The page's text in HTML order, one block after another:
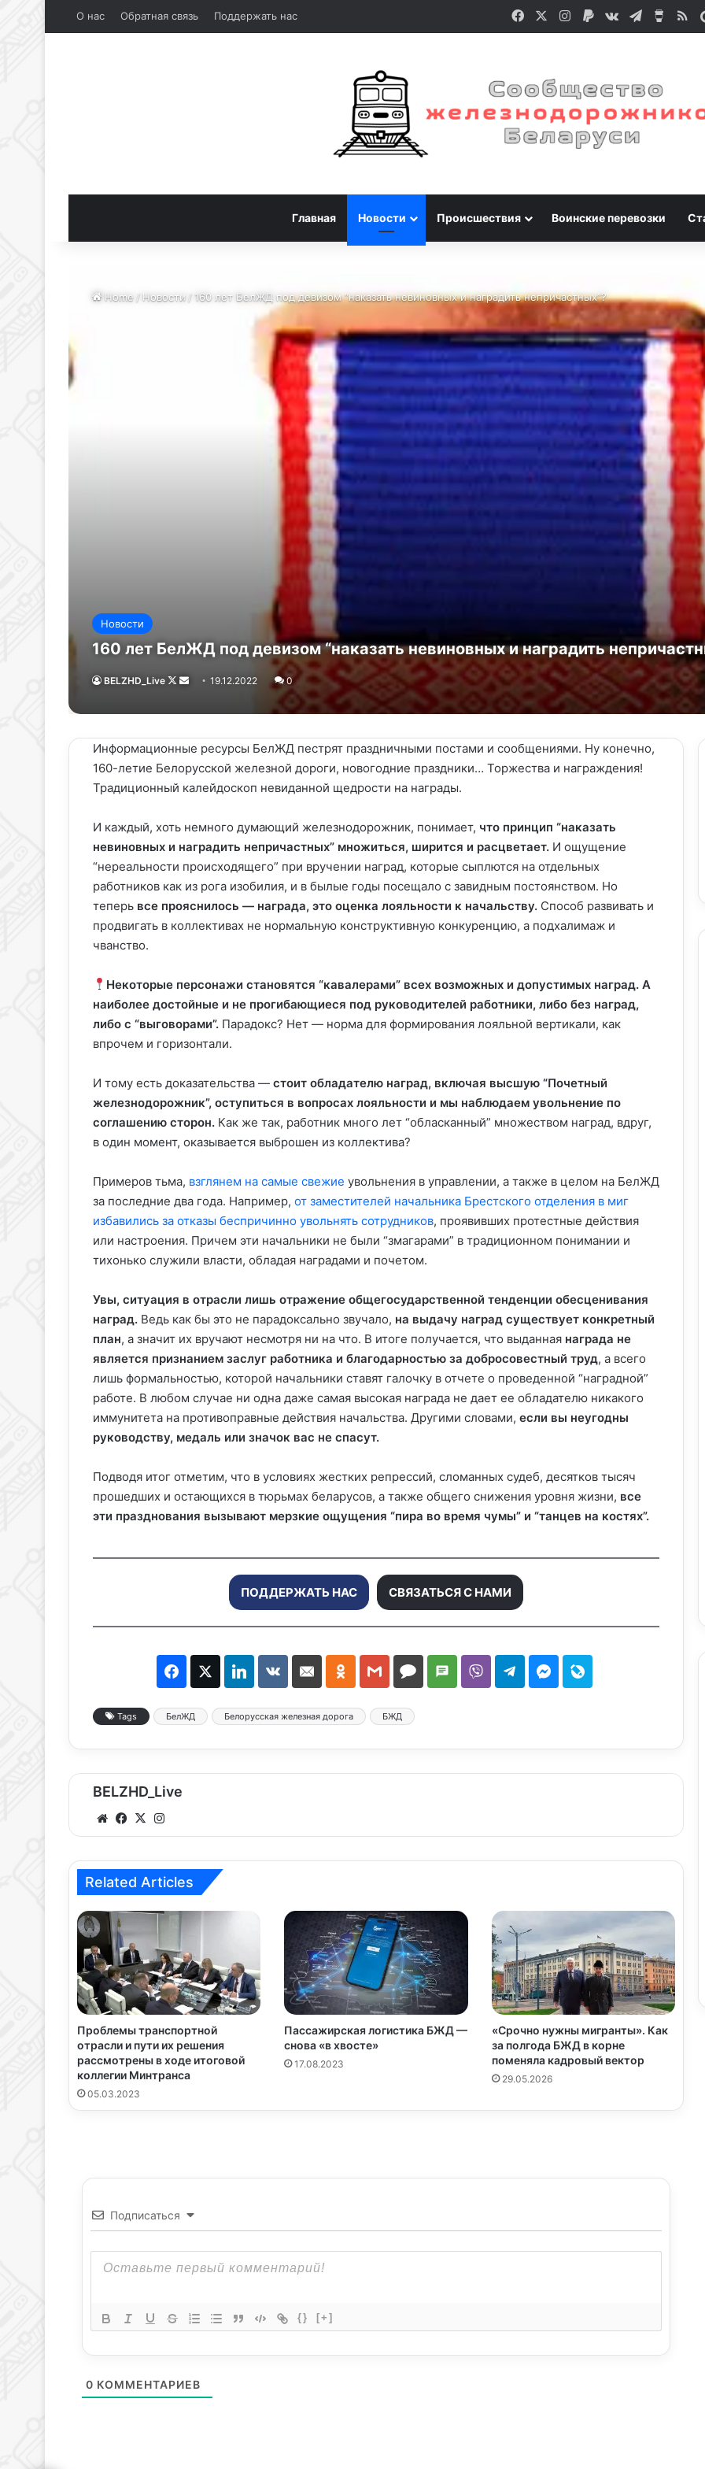
О нас Обратная связь Поддержать нас FacebookInstagram
Paypalvk.com
Telegram
Buy
Главная Новости Происшествия Воинские перевозки
Home/Новости/ 160 лет БелЖД под девизом “наказать невиновных и наградить непричастных”?
Новости
160 лет БелЖД под девизом “наказать невиновных и наградить
BELZHD_Live
Follow
Send19.12.2022 0
Информационные ресурсы БелЖД пестрят праздничными постами и сообщениями. Ну конечно,
160-летие Белорусской железной дороги, новогодние праздники… Торжества и награждения!
Традиционный калейдоскоп невиданной щедрости на награды.
И каждый, хоть немного думающий железнодорожник, понимает, что принцип “наказать
невиновных и наградить непричастных” множиться, ширится и расцветает. И ощущение
“нереальности происходящего” при вручении наград, которые сыплются на отдельных
работников как из рога изобилия, и в былые годы посещало с завидным постоянством. Но
теперь все прояснилось — награда, это оценка лояльности к начальству. Способ развивать и
продвигать в коллективах не нормальную конструктивную конкуренцию, а подхалимаж и
чванство.
Некоторые персонажи становятся “кавалерами” всех возможных и допустимых наград. А
наиболее достойные и не прогибающиеся под руководителей работники, либо без наград,
либо с “выговорами”. Парадокс? Нет — норма для формирования лояльной вертикали, как
впрочем и горизонтали.
И тому есть доказательства — стоит обладателю наград, включая высшую “Почетный
железнодорожник”, оступиться в вопросах лояльности и мы наблюдаем увольнение по
соглашению сторон. Как же так, работник много лет “обласканный” множеством наград, вдруг,
в один момент, оказывается выброшен из коллектива?
Примеров тьма, взглянем на самые свежие увольнения в управлении, а также в целом на БелЖД
за последние два года. Например, от заместителей начальника Брестского отделения в миг
избавились за отказы беспричинно увольнять сотрудников, проявивших протестные действия
или настроения. Причем эти начальники не были “змагарами” в традиционном понимании и
тихонько служили власти, обладая наградами и почетом.
Увы, ситуация в отрасли лишь отражение общегосударственной тенденции обесценивания
наград. Ведь как бы это не парадоксально звучало, на выдачу наград существует конкретный
план, а значит их вручают несмотря ни на что. В итоге получается, что выданная награда не
является признанием заслуг работника и благодарностью за добросовестный труд, а всего
лишь формальностью, которой начальники ставят галочку в отчете о проведенной “наградной”
работе. В любом случае ни одна даже самая высокая награда не дает ее обладателю никакого
иммунитета на противоправные действия начальства. Другими словами, если вы неугодны
руководству, медаль или значок вас не спасут.
Подводя итог отметим, что в условиях жестких репрессий, сломанных судеб, десятков тысяч
прошедших и остающихся в тюрьмах беларусов, а также общего снижения уровня жизни, все
эти празднования вызывают мерзкие ощущения “пира во время чумы” и “танцев на костях”.
ПОДДЕРЖАТЬ НАС СВЯЗАТЬСЯ С НАМИ
Tags БелЖД Белорусская железная дорога БЖД
BELZHD_Live
We
bsi
Fa
ce
ok
X
tag
m
Related Articles
Проблемы транспортной
отрасли и пути их решения
рассмотрены в ходе итоговой
коллегии Минтранса
05.03.2023
Пассажирская логистика БЖД —
снова «в хвосте»
17.08.2023
«Срочно нужны мигранты». Как
за полгода БЖД в корне
поменяла кадровый вектор
29.05.2026
Подписаться
{} [+]
0 КОММЕНТАРИЕВ